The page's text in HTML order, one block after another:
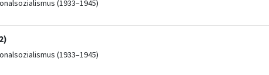
(1933–1945)
(1933–1945)